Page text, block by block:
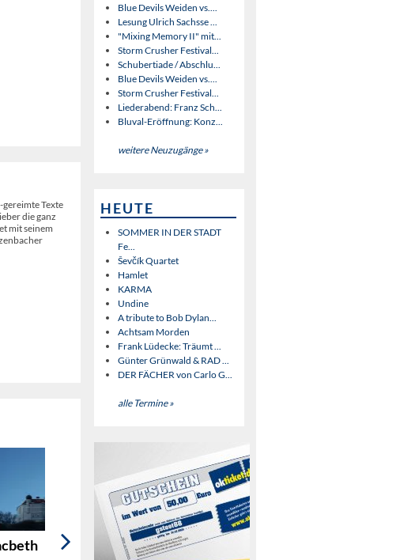
Texte
die ganz
mit seinem
Spatzen-Quartett in
Blue Devils Weiden vs....
Lesung Ulrich Sachsse ...
"Mixing Memory II" mit...
Storm Crusher Festival...
Schubertiade / Abschlu...
Blue Devils Weiden vs....
Storm Crusher Festival...
Liederabend: Franz Sch...
Bluval-Eröffnung: Konz...
weitere Neuzugänge »
HEUTE
SOMMER IN DER STADT
Fe...
Ševčík Quartet
Hamlet
KARMA
Undine
A tribute to Bob Dylan...
Achtsam Morden
Frank Lüdecke: Träumt ...
Günter Grünwald & RAD ...
DER FÄCHER von Carlo G...
alle Termine »